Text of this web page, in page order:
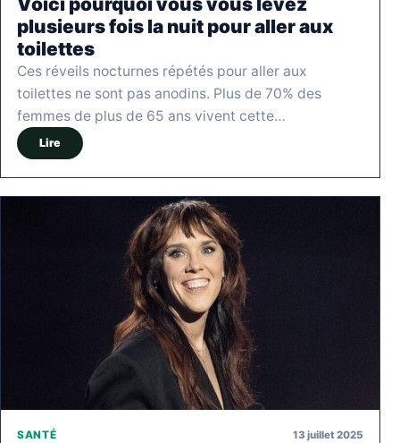
plusieurs fois la nuit pour aller aux
toilettes
Ces réveils nocturnes répétés pour aller aux
toilettes ne sont pas anodins. Plus de 70% des
femmes de plus de 65 ans vivent cette…
Lire
SANTÉ 13 juillet 2025